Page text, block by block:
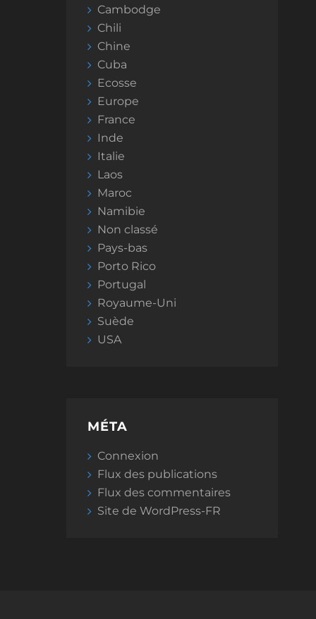
Cambodge
Chili
Chine
Cuba
Ecosse
Europe
France
Inde
Italie
Laos
Maroc
Namibie
Non classé
Pays-bas
Porto Rico
Portugal
Royaume-Uni
Suède
USA
MÉTA
Connexion
Flux des publications
Flux des commentaires
Site de WordPress-FR